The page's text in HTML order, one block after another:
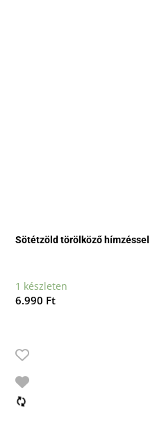
Sötétzöld törölköző hímzéssel
1 készleten
6.990 Ft